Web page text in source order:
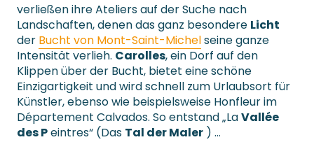
verließen ihre Ateliers auf der Suche nach
Landschaften, denen das ganz besondere Licht
der Bucht von Mont-Saint-Michelseine ganze
Intensität verlieh. Carolles, ein Dorf auf den
Klippen über der Bucht, bietet eine schöne
Einzigartigkeit und wird schnell zum Urlaubsort für
Künstler, ebenso wie beispielsweise Honfleur im
Département Calvados. So entstand „LaVallée
des Peintres“ (Das Tal der Maler ) …